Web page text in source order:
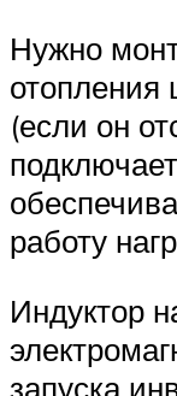
Нужно
отопления
(если он
работу
Индуктор
запуска